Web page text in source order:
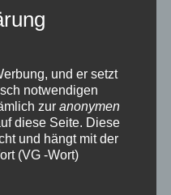
geändert.
IT
großer
und er setzt
notwendigen
zur anonymen
diese Seite. Diese
und hängt mit der
(VG -Wort)